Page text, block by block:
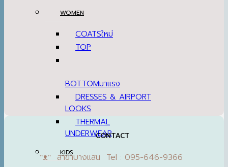
WOMEN
COATS
TOP
BOTTOM
DRESSES & AIRPORT
LOOKS
THERMAL
UNDERWEAR
KIDS
CONTACT
ᵔᴥᵔ สาขาบางแสน Tel : 095-646-9366